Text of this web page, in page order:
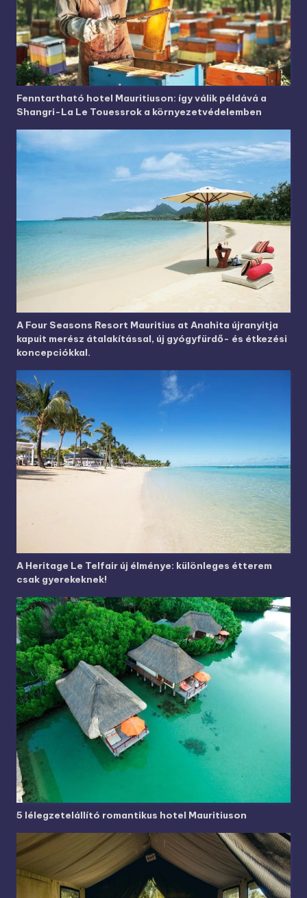
Fenntartható hotel Mauritiuson: így válik példává a
Shangri-La Le Touessrok a környezetvédelemben
A Four Seasons Resort Mauritius at Anahita újranyitja
kapuit merész átalakítással, új gyógyfürdő- és étkezési
koncepciókkal.
A Heritage Le Telfair új élménye: különleges étterem
csak gyerekeknek!
5 lélegzetelállító romantikus hotel Mauritiuson